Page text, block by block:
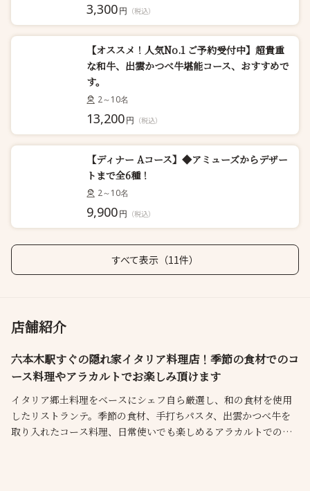
3,300円 （税込）
【オススメ！人気No.1 ご予約受付中】超貴重
な和牛、出雲かつべ牛堪能コース、おすすめで
す。
2～10名
13,200円 （税込）
【ディナー Aコース】◆アミューズからデザー
トまで全6種！
2～10名
9,900円 （税込）
すべて表示（11件）
店舗紹介
六本木駅すぐの隠れ家イタリア料理店！季節の食材でのコ
ース料理やアラカルトでお楽しみ頂けます
イタリア郷土料理をベースにシェフ自ら厳選し、和の食材を使用
したリストランテ。季節の食材、手打ちパスタ、出雲かつべ牛を
取り入れたコース料理、日常使いでも楽しめるアラカルトでのメ